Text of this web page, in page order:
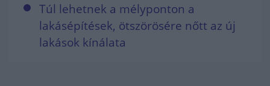
Túl lehetnek a mélyponton a
lakásépítések, ötszörösére nőtt az új
lakások kínálata